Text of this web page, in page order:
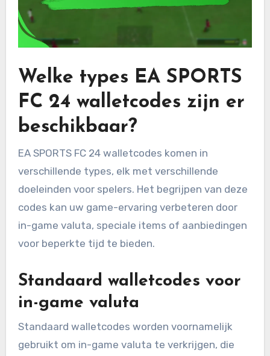
Welke types EA SPORTS
FC 24 walletcodes zijn er
beschikbaar?
EA SPORTS FC 24 walletcodes komen in
verschillende types, elk met verschillende
doeleinden voor spelers. Het begrijpen van deze
codes kan uw game-ervaring verbeteren door
in-game valuta, speciale items of aanbiedingen
voor beperkte tijd te bieden.
Standaard walletcodes voor
in-game valuta
Standaard walletcodes worden voornamelijk
gebruikt om in-game valuta te verkrijgen, die